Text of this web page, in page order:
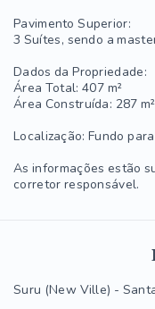
Pavimento Superior:
3 Suítes, sendo a
Dados da Propriedade:
Área Total: 407 m²
Área Construída: 287 m²
Localização: Fundo
As informações estão
corretor responsável.
Suru (New Ville) -